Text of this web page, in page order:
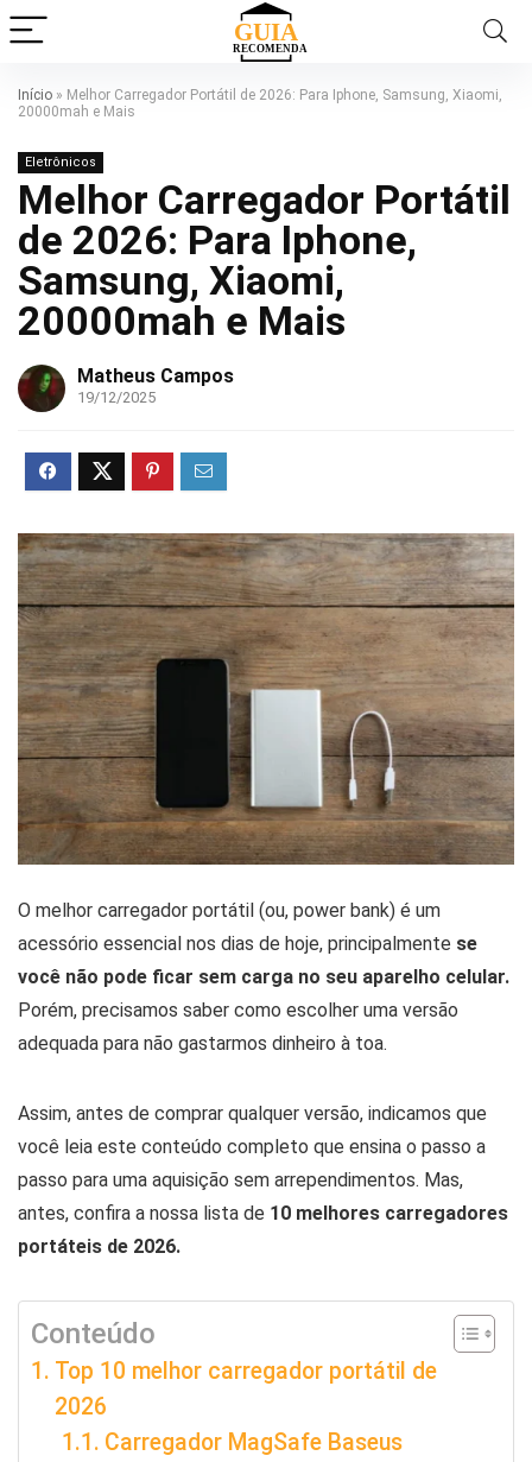
Início » Melhor Carregador Portátil de 2026: Para Iphone, Samsung, Xiaomi,
20000mah e Mais
Eletrônicos
Melhor Carregador Portátil
de 2026: Para Iphone,
Samsung, Xiaomi,
20000mah e Mais
Matheus Campos
19/12/2025
O melhor carregador portátil (ou, power bank) é um
acessório essencial nos dias de hoje, principalmente se
você não pode ficar sem carga no seu aparelho celular.
Porém, precisamos saber como escolher uma versão
adequada para não gastarmos dinheiro à toa.
Assim, antes de comprar qualquer versão, indicamos que
você leia este conteúdo completo que ensina o passo a
passo para uma aquisição sem arrependimentos. Mas,
antes, confira a nossa lista de 10 melhores carregadores
portáteis de 2026.
Conteúdo
Top 10 melhor carregador portátil de
2026
Carregador MagSafe Baseus